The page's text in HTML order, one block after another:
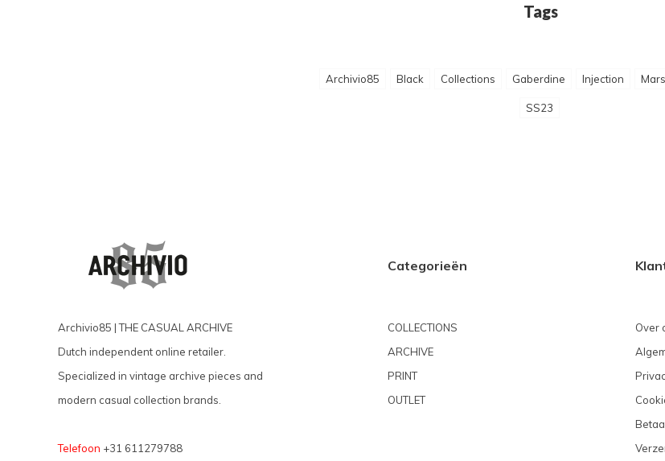
Tags
Archivio85 Black Collections Gaberdine Injection
SS23
Archivio85 | THE CASUAL ARCHIVE
Dutch independent online retailer.
Specialized in vintage archive pieces and
modern casual collection brands.
Telefoon +31 611279788
Categorieën
COLLECTIONS
ARCHIVE
PRINT
OUTLET
Over